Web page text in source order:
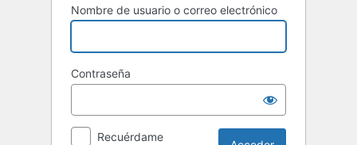
Nombre de usuario o correo electrónico
Contraseña
Recuérdame